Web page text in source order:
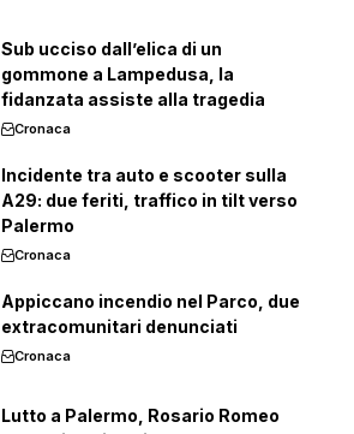
Sub ucciso dall’elica di un
gommone a Lampedusa, la
fidanzata assiste alla tragedia
Cronaca
Incidente tra auto e scooter sulla
A29: due feriti, traffico in tilt verso
Palermo
Cronaca
Appiccano incendio nel Parco, due
extracomunitari denunciati
Cronaca
Lutto a Palermo, Rosario Romeo